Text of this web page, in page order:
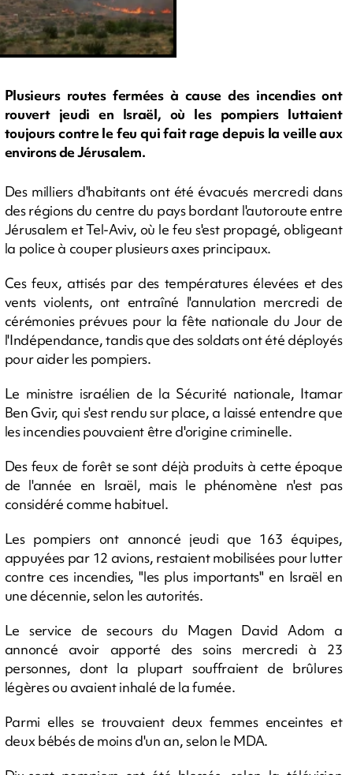
Plusieurs routes fermées à cause des incendies ont
rouvert jeudi en Israël, où les pompiers luttaient
toujours contre le feu qui fait rage depuis la veille aux
environs de Jérusalem.
Des milliers d'habitants ont été évacués mercredi dans
des régions du centre du pays bordant l'autoroute entre
Jérusalem et Tel-Aviv, où le feu s'est propagé, obligeant
la police à couper plusieurs axes principaux.
Ces feux, attisés par des températures élevées et des
vents violents, ont entraîné l'annulation mercredi de
cérémonies prévues pour la fête nationale du Jour de
l'Indépendance, tandis que des soldats ont été déployés
pour aider les pompiers.
Le ministre israélien de la Sécurité nationale, Itamar
Ben Gvir, qui s'est rendu sur place, a laissé entendre que
les incendies pouvaient être d'origine criminelle.
Des feux de forêt se sont déjà produits à cette époque
de l'année en Israël, mais le phénomène n'est pas
considéré comme habituel.
Les pompiers ont annoncé jeudi que 163 équipes,
appuyées par 12 avions, restaient mobilisées pour lutter
contre ces incendies, "les plus importants" en Israël en
une décennie, selon les autorités.
Le service de secours du Magen David Adom a
annoncé avoir apporté des soins mercredi à 23
personnes, dont la plupart souffraient de brûlures
légères ou avaient inhalé de la fumée.
Parmi elles se trouvaient deux femmes enceintes et
deux bébés de moins d'un an, selon le MDA.